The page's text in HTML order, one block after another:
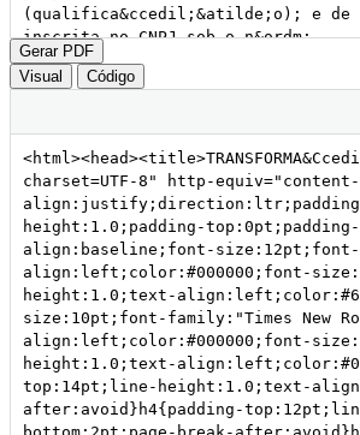
Gerar PDF
Visual
Código